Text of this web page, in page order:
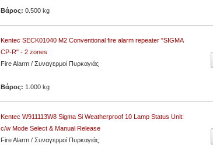
Βάρος:0.500 kg
Kentec SECK01040 M2 Conventional fire alarm repeater "SIGMA
CP-R" - 2 zones
Fire Alarm / Συναγερμοί Πυρκαγιάς
Βάρος: 1.000 kg
Kentec W911113W8 Sigma Si Weatherproof 10 Lamp Status Unit:
c/w Mode Select & Manual Release
Fire Alarm / Συναγερμοί Πυρκαγιάς